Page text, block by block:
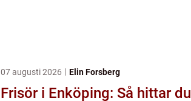
07 augusti 2026 Elin Forsberg
Frisör i Enköping: Så hittar du